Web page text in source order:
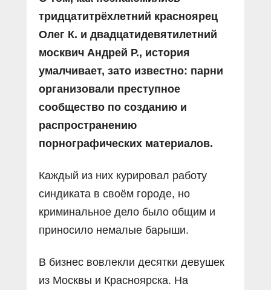
тридцатитрёхлетний красноярец
Олег К. и двадцатидевятилетний
москвич Андрей Р., история
умалчивает, зато известно: парни
организовали преступное
сообщество по созданию и
распространению
порнографических материалов.
Каждый из них курировал работу
синдиката в своём городе, но
криминальное дело было общим и
приносило немалые барыши.
В бизнес вовлекли десятки девушек
из Москвы и Красноярска. На